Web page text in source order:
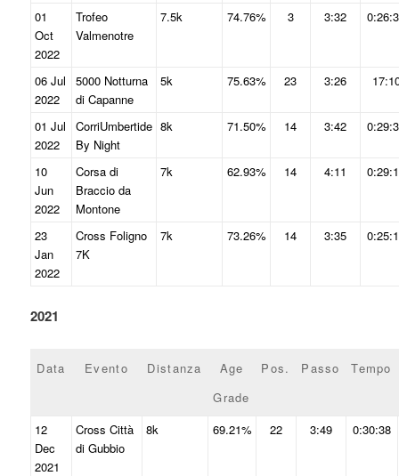
01
Oct
2022
Trofeo
Valmenotre
7.5k 74.76% 3 3:32
06 Jul
2022
5000 Notturna
di Capanne
5k 75.63% 23 3:26
01 Jul
2022
CorriUmbertide
By Night
8k 71.50% 14 3:42
10
Jun
2022
Corsa di
Braccio da
Montone
7k 62.93% 14 4:11
23
Jan
2022
Cross Foligno
7K
7k 73.26% 14 3:35
2021
Data Evento Distanza
Age
Grade
Pos. Passo Tempo
12
Dec
2021
Cross Città
di Gubbio
8k 69.21% 22 3:49 0:30:38